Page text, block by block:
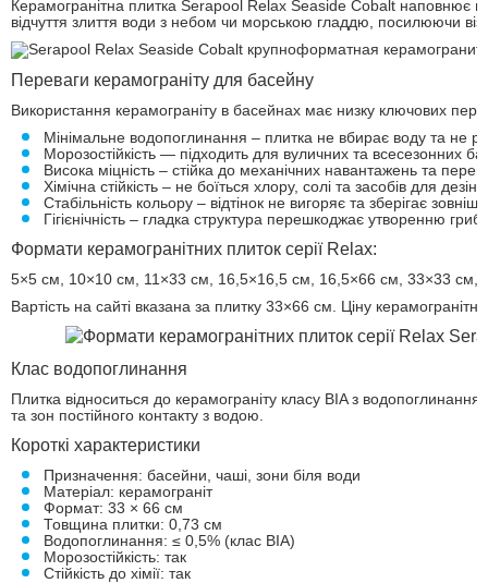
Керамогранітна плитка Serapool Relax Seaside Cobalt наповнює
відчуття злиття води з небом чи морською гладдю, посилюючи
Переваги керамограніту для басейну
Використання керамограніту в басейнах має низку ключових
Мінімальне водопоглинання – плитка не вбирає воду та не
Морозостійкість — підходить для вуличних та всесезонних
Висока міцність – стійка до механічних навантажень та
Хімічна стійкість – не боїться хлору, солі та засобів для
Стабільність кольору – відтінок не вигоряє та зберігає
Гігієнічність – гладка структура перешкоджає утворенню
Формати керамогранітних плиток серії Relax:
5×5 см, 10×10 см, 11×33 см, 16,5×16,5 см, 16,5×66 см, 33×33 см,
Вартість на сайті вказана за плитку 33×66 см. Ціну
Клас водопоглинання
Плитка відноситься до керамограніту класу BIA з
та зон постійного контакту з водою.
Короткі характеристики
Призначення: басейни, чаші, зони біля води
Матеріал: керамограніт
Формат: 33 × 66 см
Товщина плитки: 0,73 см
Водопоглинання: ≤ 0,5% (клас BIA)
Морозостійкість: так
Стійкість до хімії: так